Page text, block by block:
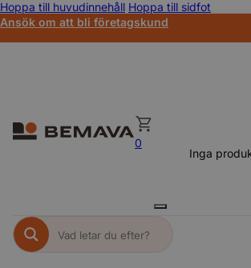
Hoppa till huvudinnehåll Hoppa till sidfot
Ansök om att bli företagskund
0
Inga